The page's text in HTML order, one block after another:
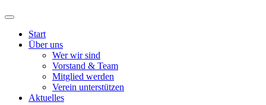
Start
Über uns
Wer wir sind
Vorstand & Team
Mitglied werden
Verein unterstützen
Aktuelles